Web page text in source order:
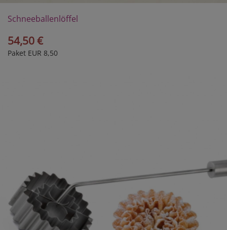
Schneeballenlöffel
54,50 €
Paket EUR 8,50